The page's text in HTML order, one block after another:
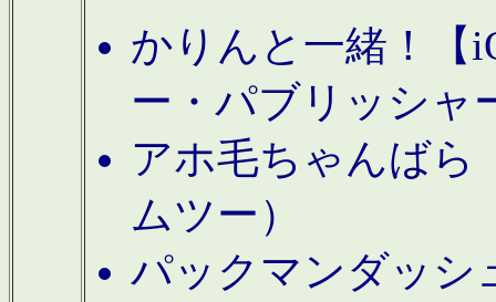
かりんと一緒！【
ー・パブリッシャ
アホ毛ちゃんばら
ムツー）
パックマンダッシ